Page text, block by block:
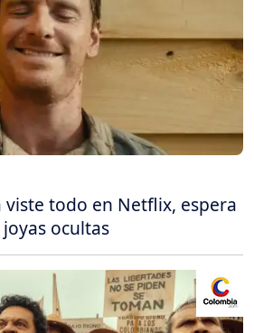
viste todo en Netflix, espera
ocultas